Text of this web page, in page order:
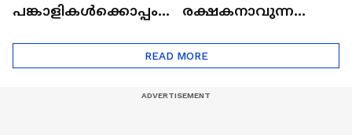
പങ്കാളികൾക്കൊപ്പം
ചെലവഴിക്കണമെന്ന്
ഇംഗ്ലണ്ട് കോച്ച്
രക്ഷകനാവുന്ന
സ്വന്തം 'സ്പൈഡർ' |
Julian Alvarez |
READ MORE